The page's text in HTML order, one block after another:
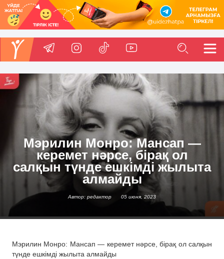
Мэрилин Монро: Мансап —
керемет нәрсе, бірақ ол
салқын түнде ешкімді жылыта
алмайды
Автор: редактор 05 июня, 2023
Мэрилин Монро: Мансап — керемет нәрсе, бірақ ол салқын
түнде ешкімді жылыта алмайды